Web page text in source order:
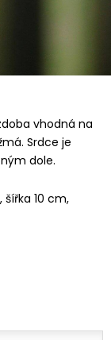
vhodná na
Srdce je
dole.
10 cm,